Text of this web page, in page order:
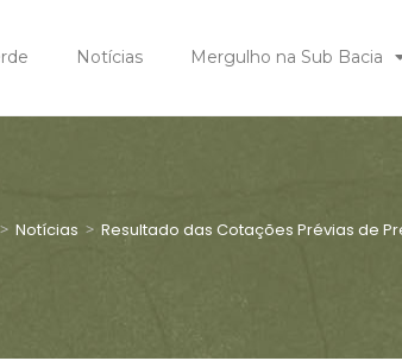
Notícias Mergulho na Sub Bacia
> Notícias > Resultado das Cotações Prévias de